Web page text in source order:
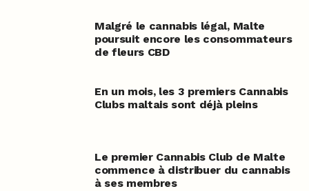
Malgré le cannabis légal, Malte
poursuit encore les consommateurs
de fleurs CBD
En un mois, les 3 premiers Cannabis
Clubs maltais sont déjà pleins
Le premier Cannabis Club de Malte
commence à distribuer du cannabis
à ses membres